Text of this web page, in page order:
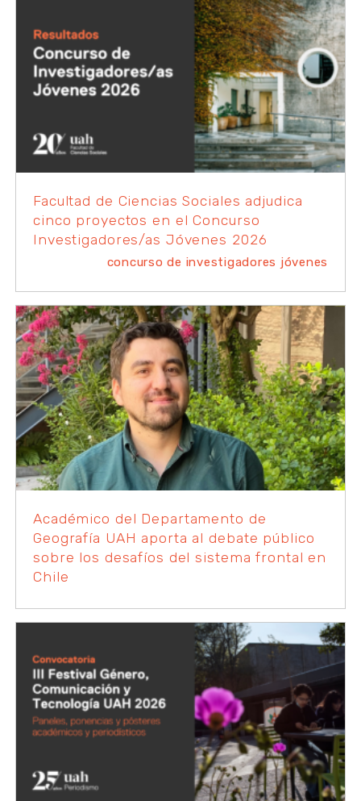
Facultad de Ciencias Sociales adjudica
cinco proyectos en el Concurso
Investigadores/as Jóvenes 2026
concurso de investigadores jóvenes
Académico del Departamento de
Geografía UAH aporta al debate público
sobre los desafíos del sistema frontal en
Chile